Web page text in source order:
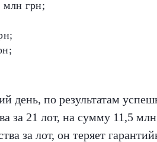
грн;
день, по результатам
за 21 лот, на сумму 11,5
за лот, он теряет